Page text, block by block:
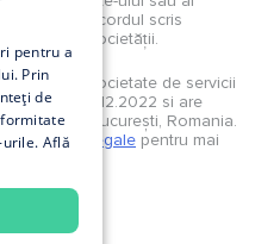
fără acordul scris
legal al societății.
de societate de servicii
nr. 160/12.12.2022 si are
sector 1, București, Romania.
legale pentru mai
cookies
pentru a
Prin
de
urile. Află